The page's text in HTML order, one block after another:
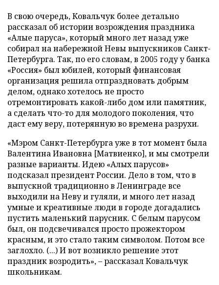
В свою очередь, Ковальчук более детально
рассказал об истории возрождения праздника
«Алые паруса», который много лет назад уже
собирал на набережной Невы выпускников Санкт-
Петербурга. Так, по его словам, в 2005 году у банка
«Россия» был юбилей, который финансовая
организация решила отпраздновать добрым
делом, однако хотелось не просто
отремонтировать какой-либо дом или памятник,
а сделать что-то для молодого поколения, что
даст ему веру, потерянную во времена разрухи.
«Мэром Санкт-Петербурга уже в тот момент была
Валентина Ивановна [Матвиенко], и мы смотрели
разные варианты. Идею «Алых парусов»
подсказал президент России. Дело в том, что в
выпускной традиционно в Ленинграде все
выходили на Неву и гуляли, и много лет назад
умные и креативные люди в городе догадались
пустить маленький парусник. С белым парусом
был, он подсвечивался просто прожектором
красным, и это стало таким символом. Потом все
заглохло. (...) И вот возникло решение этот
праздник возродить», – рассказал Ковальчук
школьникам.